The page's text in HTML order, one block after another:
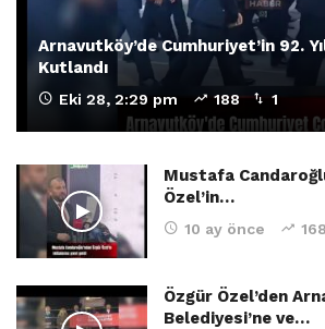
Arnavutköy’de Cumhuriyet’in 92.
Kutlandı
Eki 28, 2:29 pm 188 1
Mustafa
Özel’in…
10 ay önce 168
Özgür Özel’den
Belediyesi’ne ve…